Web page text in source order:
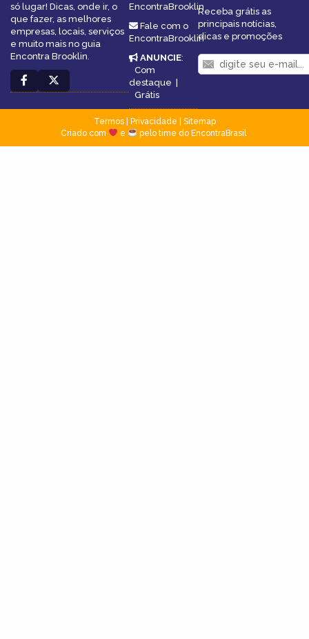
só lugar! Dicas, onde ir, o
que fazer, as melhores
empresas, locais, serviços
e muito mais no guia
Encontra Brooklin.
EncontraBrooklin
Fale com o
EncontraBrooklin
ANUNCIE:
Com
destaque |
Grátis
Receba grátis as
principais notícias,
dicas e promoções
Termos| Privacidade
Sitemap
Criado com
e pelo time do EncontraBrasil